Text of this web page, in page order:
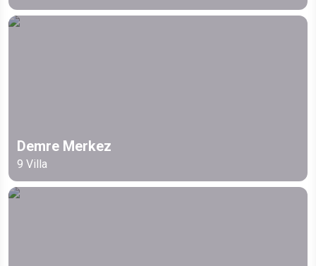
Demre Merkez
9 Villa